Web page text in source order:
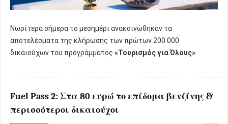
Νωρίτερα σήμερα το μεσημέρι ανακοινώθηκαν τα
αποτελέσματα της κλήρωσης των πρώτων 200.000
δικαιούχων του προγράμματος «Τουρισμός για Όλους».
Fuel Pass 2: Στα 80 ευρώ το επίδομα βενζίνης &
περισσότεροι δικαιούχοι